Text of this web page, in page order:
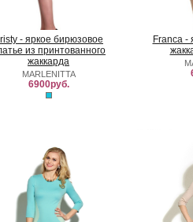
- яркое бирюзовое
из принтованного
жаккарда
MARLENITTA
6900руб.
Franca -